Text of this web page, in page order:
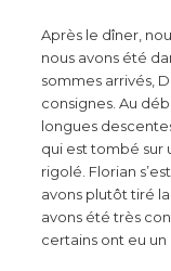
Après le dîner,
nous avons été
sommes arrivés,
consignes. Au
longues
qui est tombé sur
rigolé. Florian
avons plutôt tiré
avons été très
certains ont eu un